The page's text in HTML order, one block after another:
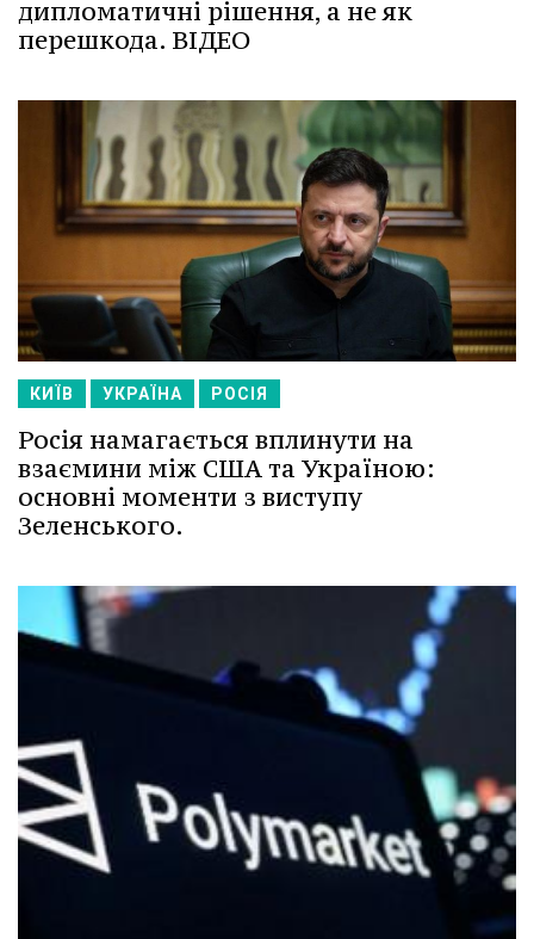
дипломатичні рішення, а не як
перешкода. ВІДЕО
КИЇВ УКРАЇНА РОСІЯ
Росія намагається вплинути на
взаємини між США та Україною:
основні моменти з виступу
Зеленського.